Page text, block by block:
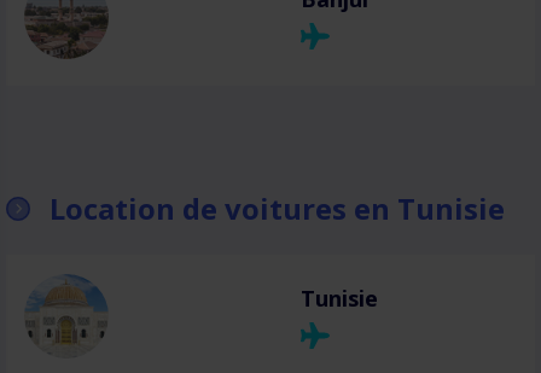
Location de voitures en Tunisie
Tunisie